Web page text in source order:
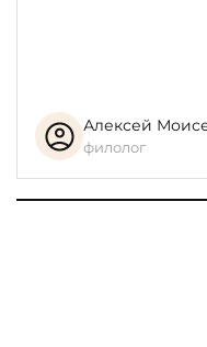
Алексей
филолог